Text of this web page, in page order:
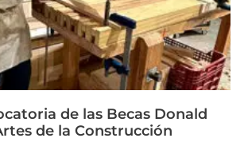
de las Becas Donald
de la Construcción